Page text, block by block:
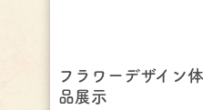
フラワーデザイン
品展示